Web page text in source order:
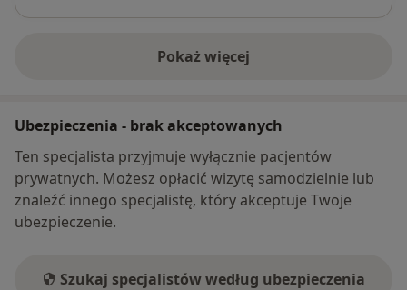
Pokaż więcej
o adresie
Ubezpieczenia - brak akceptowanych
Ten specjalista przyjmuje wyłącznie pacjentów
prywatnych. Możesz opłacić wizytę samodzielnie lub
znaleźć innego specjalistę, który akceptuje Twoje
ubezpieczenie.
Szukaj specjalistów według ubezpieczenia